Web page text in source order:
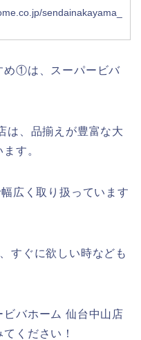
sendainakayama_
め①は、スーパービバ
は、品揃えが豊富な大
す。
広く取り扱っています
すぐに欲しい時なども
バホーム 仙台中山店
ください！